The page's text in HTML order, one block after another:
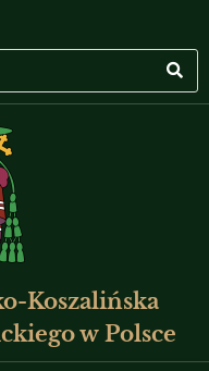
Koszalińska
w Polsce